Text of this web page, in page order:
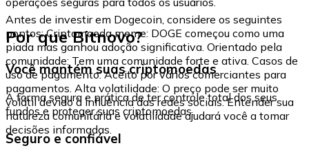
Antes de investir em Dogecoin, considere os seguintes
pontos: Criptomoeda meme: DOGE começou como uma
piada mas ganhou adoção significativa. Orientado pela
comunidade: Tem uma comunidade forte e ativa. Casos de
uso de pagamento: Aceito por vários comerciantes para
pagamentos. Alta volatilidade: O preço pode ser muito
volátil devido à influência das redes sociais. Entender sua
natureza comunitária e volatilidade ajudará você a tomar
decisões informadas.
Por que Bitnovo?
Você mantém suas criptomoedas
A forma segura e prática de ter controle total dos seus
fundos e proteger suas criptomoedas.
Seguro e confiável